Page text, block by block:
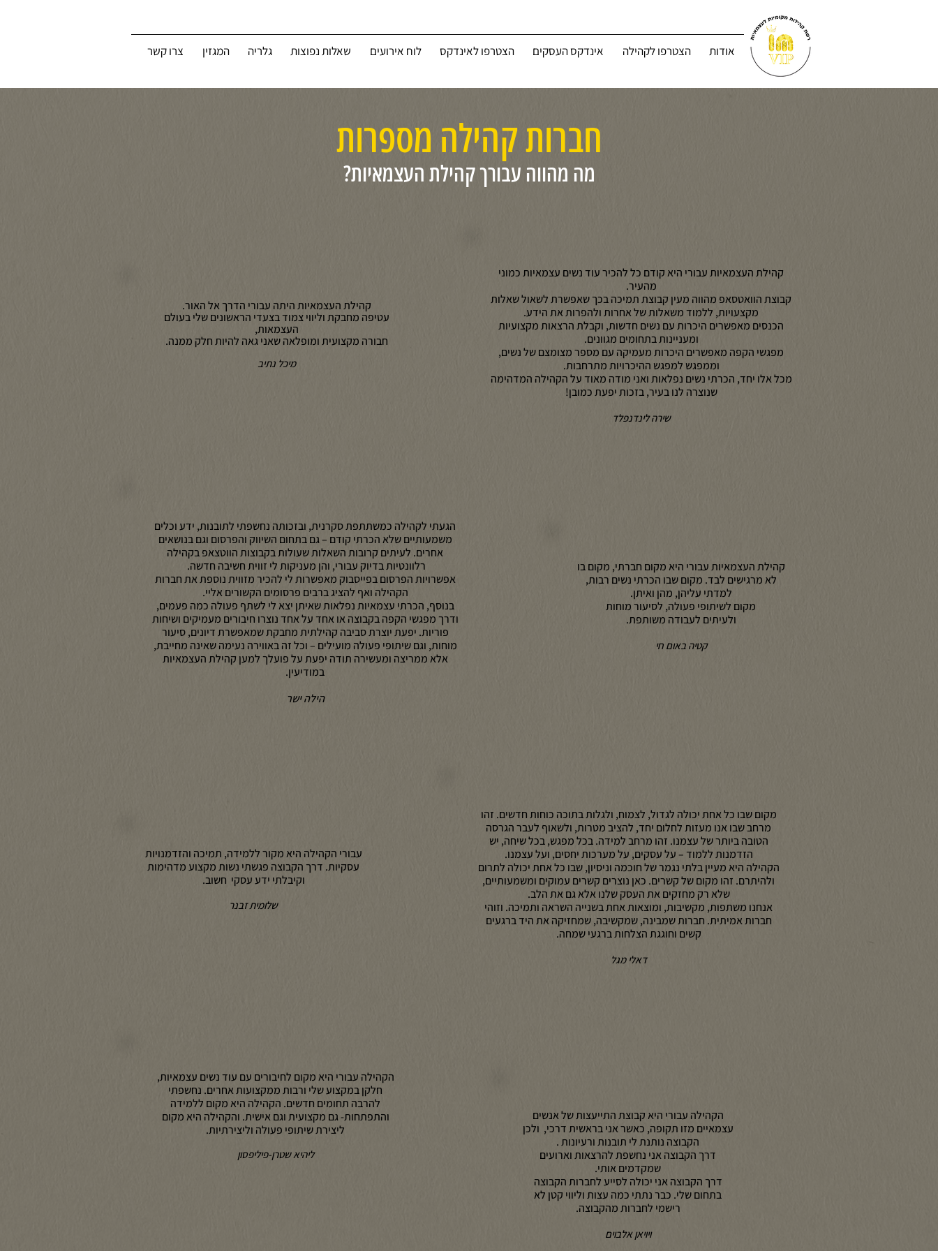
אודות הצטרפו לקהילה אינדקס העסקים הצטרפו לאינדקס לוח אירועים שאלות נפוצות גלריה המגזין צרו קשר
חברות קהילה מספרות
מה מהווה עבורך קהילת העצמאיות?
קהילת העצמאיות היתה עבורי הדרך אל האור.
עטיפה מחבקת וליווי צמוד בצעדי הראשונים שלי בעולם
העצמאות,
חבורה מקצועית ומופלאה שאני גאה להיות חלק ממנה.
מיכל נתיב
קהילת העצמאיות עבורי היא קודם כל להכיר עוד נשים עצמאיות כמוני
מהעיר.
קבוצת הוואטסאפ מהווה מעין קבוצת תמיכה בכך שאפשרת לשאול שאלות
מקצעויות, ללמוד משאלות של אחרות ולהפרות את הידע.
הכנסים מאפשרים היכרות עם נשים חדשות, וקבלת הרצאות מקצועיות
ומעניינות בתחומים מגוונים.
מפגשי הקפה מאפשרים היכרות מעמיקה עם מספר מצומצם של נשים,
וממפגש למפגש ההיכרויות מתרחבות.
מכל אלו יחד, הכרתי נשים נפלאות ואני מודה מאוד על הקהילה המדהימה
שנוצרה לנו בעיר, בזכות יפעת כמובן!
שירה לינדנפלד
הגעתי לקהילה כמשתתפת סקרנית, ובזכותה נחשפתי לתובנות, ידע וכלים
משמעותיים שלא הכרתי קודם – גם בתחום השיווק והפרסום וגם בנושאים
אחרים. לעיתים קרובות השאלות שעולות בקבוצות הווטצאפ בקהילה
רלוונטיות בדיוק עבורי, והן מעניקות לי זווית חשיבה חדשה.
אפשרויות הפרסום בפייסבוק מאפשרות לי להכיר מזווית נוספת את חברות
הקהילה ואף להציג ברבים פרסומים הקשורים אליי.
בנוסף, הכרתי עצמאיות נפלאות שאיתן יצא לי לשתף פעולה כמה פעמים,
ודרך מפגשי הקפה בקבוצה או אחד על אחד נוצרו חיבורים מעמיקים ושיחות
פוריות. יפעת יוצרת סביבה קהילתית מחבקת שמאפשרת דיונים, סיעור
מוחות, וגם שיתופי פעולה מועילים – וכל זה באווירה נעימה שאינה מחייבת,
אלא ממריצה ומעשירה תודה יפעת על פועלך למען קהילת העצמאיות
במודיעין.
הילה ישר
קהילת העצמאיות עבורי היא מקום חברתי, מקום בו
לא מרגישים לבד. מקום שבו הכרתי נשים רבות,
למדתי עליהן, מהן ואיתן.
מקום לשיתופי פעולה, לסיעור מוחות
ולעיתים לעבודה משותפת.
קטיה באום חי
עבורי הקהילה היא מקור ללמידה, תמיכה והזדמנויות
עסקיות. דרך הקבוצה פגשתי נשות מקצוע מדהימות
וקיבלתי ידע עסקי חשוב.
שלומית זבנר
מקום שבו כל אחת יכולה לגדול, לצמוח, ולגלות בתוכה כוחות חדשים. זהו
מרחב שבו אנו מעזות לחלום יחד, להציב מטרות, ולשאוף לעבר הגרסה
הטובה ביותר של עצמנו. זהו מרחב למידה. בכל מפגש, בכל שיחה, יש
הזדמנות ללמוד – על עסקים, על מערכות יחסים, ועל עצמנו.
הקהילה היא מעיין בלתי נגמר של חוכמה וניסיון, שבו כל אחת יכולה לתרום
ולהיתרם. זהו מקום של קשרים. כאן נוצרים קשרים עמוקים ומשמעותיים,
שלא רק מחזקים את העסק שלנו אלא גם את הלב.
אנחנו משתפות, מקשיבות, ומוצאות אחת בשנייה השראה ותמיכה. וזוהי
חברות אמיתית. חברות שמבינה, שמקשיבה, שמחזיקה את היד ברגעים
קשים וחוגגת הצלחות ברגעי שמחה.
דאלי מגל
הקהילה עבורי היא מקום לחיבורים עם עוד נשים עצמאיות,
חלקן במקצוע שלי ורבות ממקצועות אחרים. נחשפתי
להרבה תחומים חדשים. הקהילה היא מקום ללמידה
והתפתחות- גם מקצועית וגם אישית. והקהילה היא מקום
ליצירת שיתופי פעולה וליצירתיות.
ליהיא שטרן-פיליפסון
הקהילה עבורי היא קבוצת התייעצות של אנשים
עצמאיים מזו תקופה, כאשר אני בראשית דרכי, ולכן
הקבוצה נותנת לי תובנות ורעיונות .
דרך הקבוצה אני נחשפת להרצאות וארועים
שמקדמים אותי.
דרך הקבוצה אני יכולה לסייע לחברות הקבוצה
בתחום שלי. כבר נתתי כמה עצות וליווי קטן לא
רישמי לחברות מהקבוצה.
ויויאן אלבוים